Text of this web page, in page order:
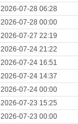
2026-07-28 06:28
2026-07-28 00:00
2026-07-27 22:19
2026-07-24 21:22
2026-07-24 16:51
2026-07-24 14:37
2026-07-24 00:00
2026-07-23 15:25
2026-07-23 00:00